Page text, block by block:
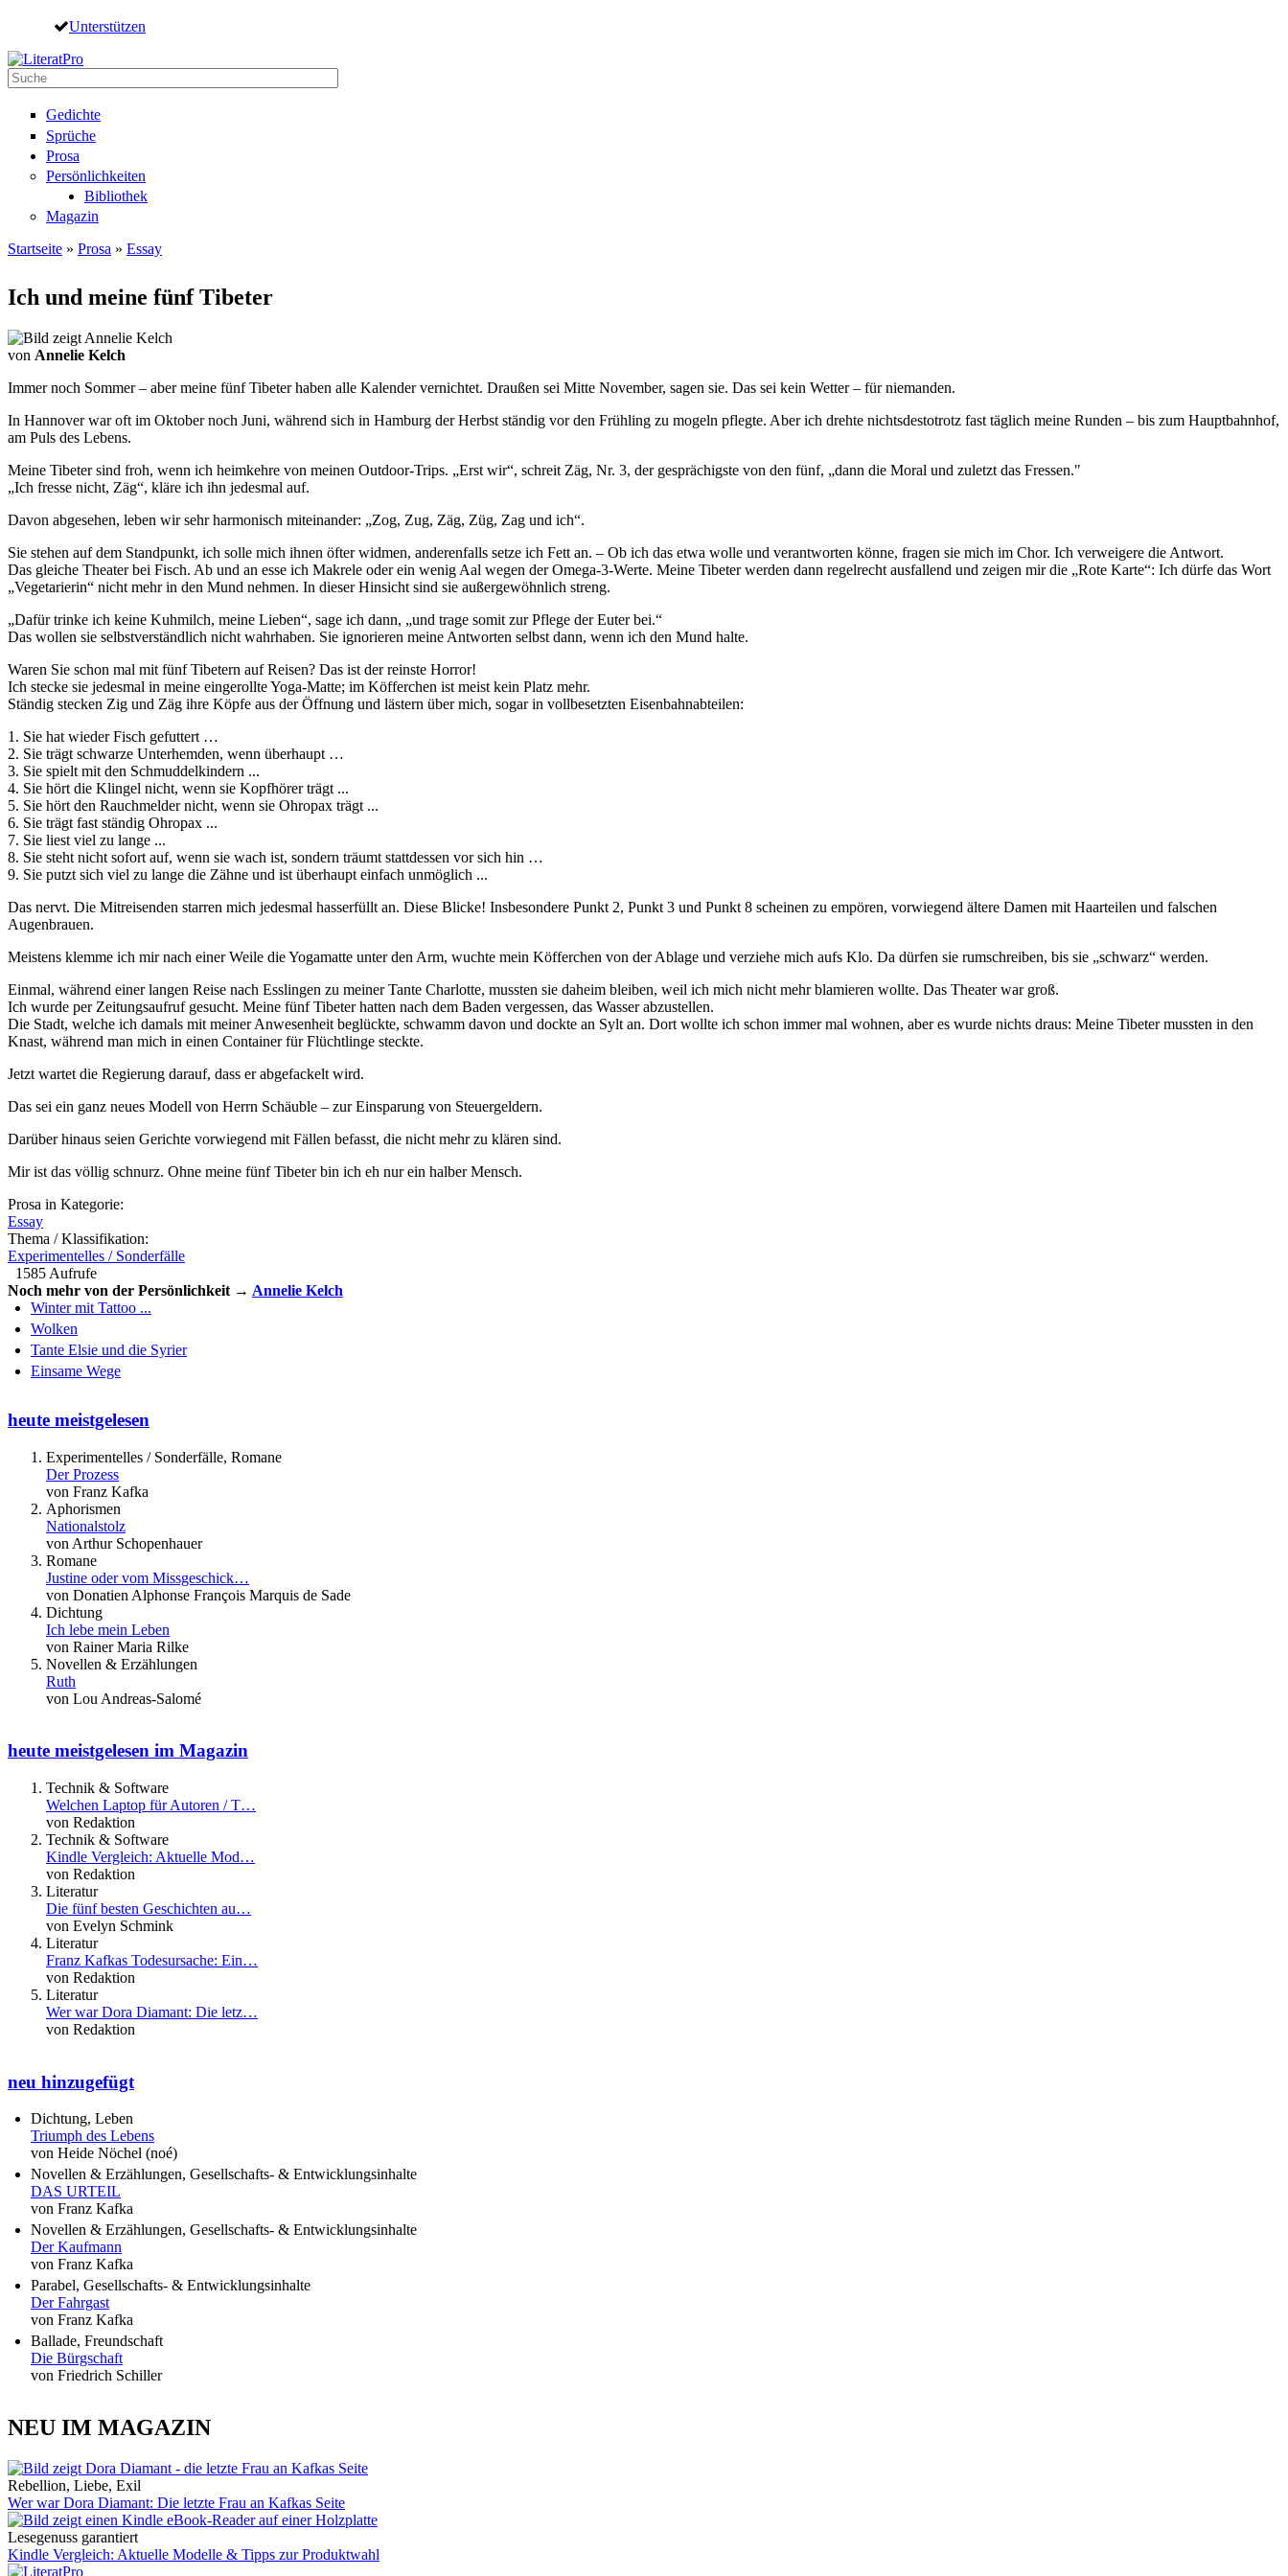
Direkt zum Inhalt
Unterstützen
Suche
Gedichte
Sprüche
Prosa
Persönlichkeiten
Bibliothek
Magazin
Startseite » Prosa » Essay
Ich und meine fünf Tibeter
von Annelie Kelch
Immer noch Sommer – aber meine fünf Tibeter haben alle Kalender vernichtet. Draußen sei Mitte November, sagen sie. Das sei kein Wetter – für niemanden.
In Hannover war oft im Oktober noch Juni, während sich in Hamburg der Herbst ständig vor den Frühling zu mogeln pflegte. Aber ich drehte nichtsdestotrotz fast täglich meine Runden – bis zum Hauptbahnhof,
am Puls des Lebens.
Meine Tibeter sind froh, wenn ich heimkehre von meinen Outdoor-Trips. „Erst wir“, schreit Zäg, Nr. 3, der gesprächigste von den fünf, „dann die Moral und zuletzt das Fressen."
„Ich fresse nicht, Zäg“, kläre ich ihn jedesmal auf.
Davon abgesehen, leben wir sehr harmonisch miteinander: „Zog, Zug, Zäg, Züg, Zag und ich“.
Sie stehen auf dem Standpunkt, ich solle mich ihnen öfter widmen, anderenfalls setze ich Fett an. – Ob ich das etwa wolle und verantworten könne, fragen sie mich im Chor. Ich verweigere die Antwort.
Das gleiche Theater bei Fisch. Ab und an esse ich Makrele oder ein wenig Aal wegen der Omega-3-Werte. Meine Tibeter werden dann regelrecht ausfallend und zeigen mir die „Rote Karte“: Ich dürfe das Wort
„Vegetarierin“ nicht mehr in den Mund nehmen. In dieser Hinsicht sind sie außergewöhnlich streng.
„Dafür trinke ich keine Kuhmilch, meine Lieben“, sage ich dann, „und trage somit zur Pflege der Euter bei.“
Das wollen sie selbstverständlich nicht wahrhaben. Sie ignorieren meine Antworten selbst dann, wenn ich den Mund halte.
Waren Sie schon mal mit fünf Tibetern auf Reisen? Das ist der reinste Horror!
Ich stecke sie jedesmal in meine eingerollte Yoga-Matte; im Köfferchen ist meist kein Platz mehr.
Ständig stecken Zig und Zäg ihre Köpfe aus der Öffnung und lästern über mich, sogar in vollbesetzten Eisenbahnabteilen:
1. Sie hat wieder Fisch gefuttert …
2. Sie trägt schwarze Unterhemden, wenn überhaupt …
3. Sie spielt mit den Schmuddelkindern ...
4. Sie hört die Klingel nicht, wenn sie Kopfhörer trägt ...
5. Sie hört den Rauchmelder nicht, wenn sie Ohropax trägt ...
6. Sie trägt fast ständig Ohropax ...
7. Sie liest viel zu lange ...
8. Sie steht nicht sofort auf, wenn sie wach ist, sondern träumt stattdessen vor sich hin …
9. Sie putzt sich viel zu lange die Zähne und ist überhaupt einfach unmöglich ...
Das nervt. Die Mitreisenden starren mich jedesmal hasserfüllt an. Diese Blicke! Insbesondere Punkt 2, Punkt 3 und Punkt 8 scheinen zu empören, vorwiegend ältere Damen mit Haarteilen und falschen
Augenbrauen.
Meistens klemme ich mir nach einer Weile die Yogamatte unter den Arm, wuchte mein Köfferchen von der Ablage und verziehe mich aufs Klo. Da dürfen sie rumschreiben, bis sie „schwarz“ werden.
Einmal, während einer langen Reise nach Esslingen zu meiner Tante Charlotte, mussten sie daheim bleiben, weil ich mich nicht mehr blamieren wollte. Das Theater war groß.
Ich wurde per Zeitungsaufruf gesucht. Meine fünf Tibeter hatten nach dem Baden vergessen, das Wasser abzustellen.
Die Stadt, welche ich damals mit meiner Anwesenheit beglückte, schwamm davon und dockte an Sylt an. Dort wollte ich schon immer mal wohnen, aber es wurde nichts draus: Meine Tibeter mussten in den
Knast, während man mich in einen Container für Flüchtlinge steckte.
Jetzt wartet die Regierung darauf, dass er abgefackelt wird.
Das sei ein ganz neues Modell von Herrn Schäuble – zur Einsparung von Steuergeldern.
Darüber hinaus seien Gerichte vorwiegend mit Fällen befasst, die nicht mehr zu klären sind.
Mir ist das völlig schnurz. Ohne meine fünf Tibeter bin ich eh nur ein halber Mensch.
Prosa in Kategorie:
Essay
Thema / Klassifikation:
Experimentelles / Sonderfälle
1585 Aufrufe
Noch mehr von der Persönlichkeit → Annelie Kelch
Winter mit Tattoo ...
Wolken
Tante Elsie und die Syrier
Einsame Wege
heute meistgelesen
Experimentelles / Sonderfälle, Romane
Der Prozess
von Franz Kafka
Aphorismen
Nationalstolz
von Arthur Schopenhauer
Romane
Justine oder vom Missgeschick…
von Donatien Alphonse François Marquis de Sade
Dichtung
Ich lebe mein Leben
von Rainer Maria Rilke
Novellen & Erzählungen
Ruth
von Lou Andreas-Salomé
heute meistgelesen im Magazin
Technik & Software
Welchen Laptop für Autoren / T…
von Redaktion
Technik & Software
Kindle Vergleich: Aktuelle Mod…
von Redaktion
Literatur
Die fünf besten Geschichten au…
von Evelyn Schmink
Literatur
Franz Kafkas Todesursache: Ein…
von Redaktion
Literatur
Wer war Dora Diamant: Die letz…
von Redaktion
neu hinzugefügt
Dichtung, Leben
Triumph des Lebens
von Heide Nöchel (noé)
Novellen & Erzählungen, Gesellschafts- & Entwicklungsinhalte
DAS URTEIL
von Franz Kafka
Novellen & Erzählungen, Gesellschafts- & Entwicklungsinhalte
Der Kaufmann
von Franz Kafka
Parabel, Gesellschafts- & Entwicklungsinhalte
Der Fahrgast
von Franz Kafka
Ballade, Freundschaft
Die Bürgschaft
von Friedrich Schiller
NEU IM MAGAZIN
Rebellion, Liebe, Exil
Wer war Dora Diamant: Die letzte Frau an Kafkas Seite
Lesegenuss garantiert
Kindle Vergleich: Aktuelle Modelle & Tipps zur Produktwahl